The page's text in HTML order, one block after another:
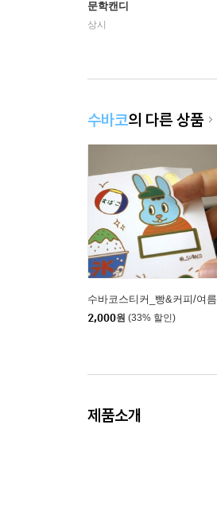
문학캔디
상시
수바코의 다른 상품
수바코스티커_빵&커피/여름
2,000원 (33% 할인)
제품소개